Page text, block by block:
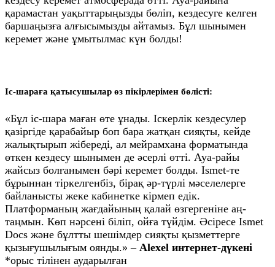
қарамастан уақыттарыңызды бөліп, кездесуге келген
баршаңызға алғысымызды айтамыз. Бұл шынымен
керемет және ұмытылмас күн болды!
Іс-шараға қатысушылар өз пікірлерімен бөлісті:
«Бұл іс-шара маған өте ұнады. Іскерлік кездесулер
қазіргіде қарабайыр боп бара жатқан сияқты, кейде
жалықтырып жібереді, ал мейрамхана форматында
өткен кездесу шынымен де әсерлі өтті. Ауа-райы
жайсыз болғанымен бәрі керемет болды. Ismet-те
бұрыннан тіркелгенбіз, бірақ әр-түрлі мәселелерге
байланысты жеке кабинетке кірмеп едік.
Платформаның жағдайының қалай өзгергеніне аң-
таңмын. Көп нәрсені біліп, ойға түйдім. Әсіресе Ismet
Docs және бұлтты шешімдер сияқты қызметтерге
қызығушылығым оянды.» – Аlexel интернет-дүкені
*орыс тілінен аударылған